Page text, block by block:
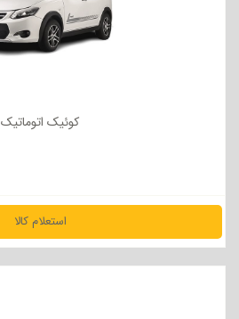
کوئیک اتوماتیک
استعلام کالا
مشاهده جزئیات